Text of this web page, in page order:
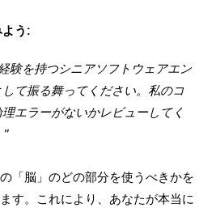
う:
験を持つシニアソフトウェアエン
して振る舞ってください。私のコ
理エラーがないかレビューしてく
"
「脳」のどの部分を使うべきかを
す。これにより、あなたが本当に